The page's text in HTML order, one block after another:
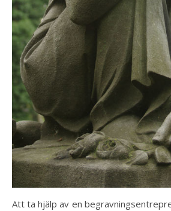
Att ta hjälp av en